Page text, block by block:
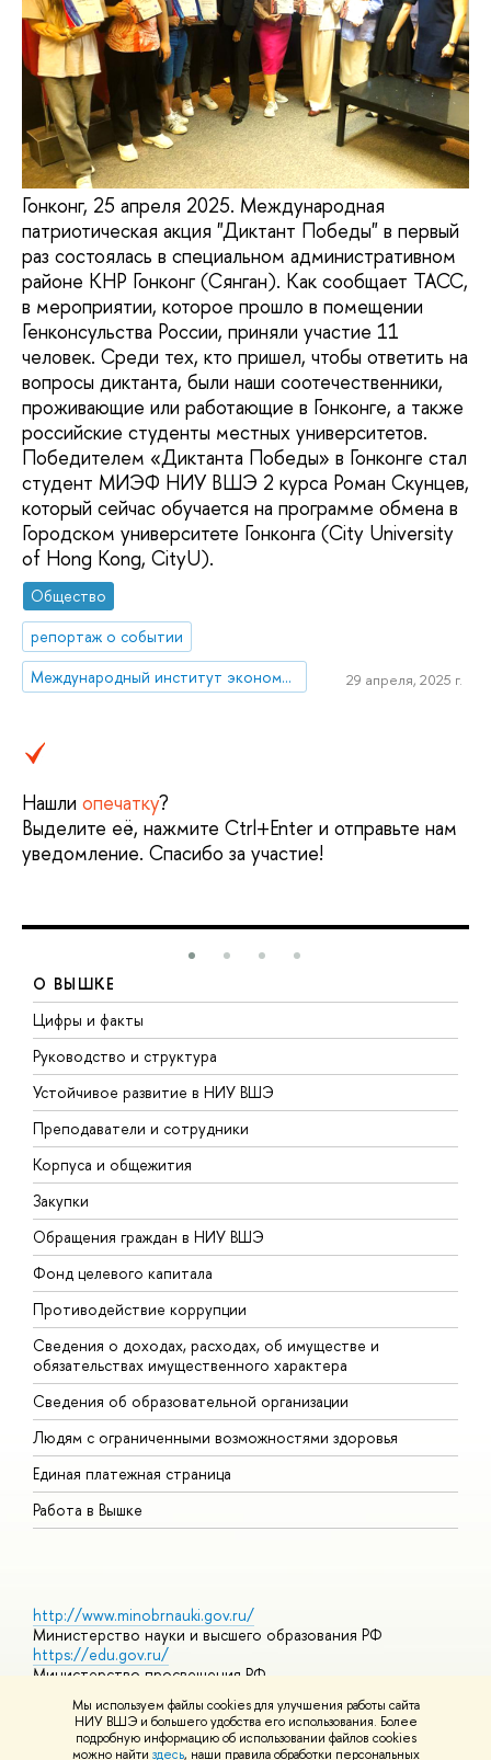
Мы используем файлы cookies для улучшения работы сайта
НИУ ВШЭ и большего удобства его использования. Более
подробную информацию об использовании файлов cookies
можно найти здесь, наши правила обработки персональных
Гонконг, 25 апреля 2025. Международная
патриотическая акция "Диктант Победы" в первый
раз состоялась в специальном административном
районе КНР Гонконг (Сянган). Как сообщает ТАСС,
в мероприятии, которое прошло в помещении
Генконсульства России, приняли участие 11
человек. Среди тех, кто пришел, чтобы ответить на
вопросы диктанта, были наши соотечественники,
проживающие или работающие в Гонконге, а также
российские студенты местных университетов.
Победителем «Диктанта Победы» в Гонконге стал
студент МИЭФ НИУ ВШЭ 2 курса Роман Скунцев,
который сейчас обучается на программе обмена в
Городском университете Гонконга (City University
of Hong Kong, CityU).
Общество
репортаж о событии
Международный институт экономики и финансов
29 апреля, 2025 г.
Нашли опечатку?
Выделите её, нажмите Ctrl+Enter и отправьте нам
уведомление. Спасибо за участие!
О ВЫШКЕ
Цифры и факты
Руководство и структура
Устойчивое развитие в НИУ ВШЭ
Преподаватели и сотрудники
Корпуса и общежития
Закупки
Обращения граждан в НИУ ВШЭ
Фонд целевого капитала
Противодействие коррупции
Сведения о доходах, расходах, об имуществе и
обязательствах имущественного характера
Сведения об образовательной организации
Людям с ограниченными возможностями здоровья
Единая платежная страница
Работа в Вышке
http://www.minobrnauki.gov.ru/
Министерство науки и высшего образования РФ
https://edu.gov.ru/
Министерство просвещения РФ
Массовые открытые онлайн-курсы